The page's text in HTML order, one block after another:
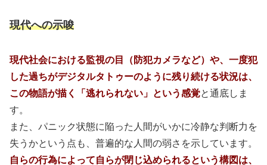
現代への示唆
現代社会における監視の目（防犯カメラなど）や、一度犯
した過ちがデジタルタトゥーのように残り続ける状況は、
この物語が描く「逃れられない」という感覚と通底しま
す。
また、パニック状態に陥った人間がいかに冷静な判断力を
失うかという点も、普遍的な人間の弱さを示しています。
自らの行為によって自らが閉じ込められるという構図は、